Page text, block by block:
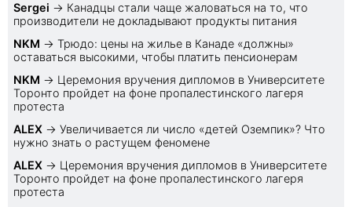
Sеrgei → Канадцы стали чаще жаловаться на то, что
производители не докладывают продукты питания
NKM → Трюдо: цены на жилье в Канаде «должны»
оставаться высокими, чтобы платить пенсионерам
NKM → Церемония вручения дипломов в Университете
Торонто пройдет на фоне пропалестинского лагеря
протеста
ALEX → Увеличивается ли число «детей Оземпик»? Что
нужно знать о растущем феномене
ALEX → Церемония вручения дипломов в Университете
Торонто пройдет на фоне пропалестинского лагеря
протеста